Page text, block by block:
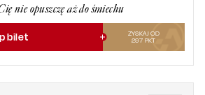
nie opuszczę aż do śmiechu
bilet
ZYSKAJ OD
297 PKT